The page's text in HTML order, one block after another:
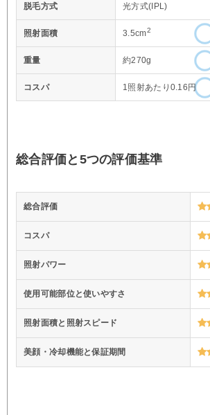
脱毛方式 光方式(IPL)
照射面積 3.5cm2
重量 約270g
コスパ 1照射あたり0.16円
総合評価と5つの評価基準
総合評価
コスパ
照射パワー
使用可能部位と使いやすさ
照射面積と照射スピード
美顔・冷却機能と保証期間